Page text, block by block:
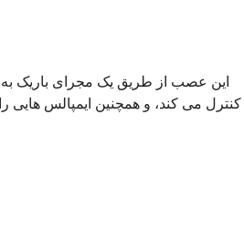
این عصب از طریق یک مجرای باریک
کنترل می کند، و همچنین ایمپالس